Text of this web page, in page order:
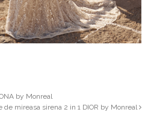
by Monreal
de mireasa sirena 2 in 1 DIOR by Monreal